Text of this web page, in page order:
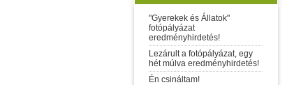
"Gyerekek és Állatok"
fotópályázat
eredményhirdetés!
Lezárult a fotópályázat, egy
hét múlva eredményhirdetés!
Én csináltam!